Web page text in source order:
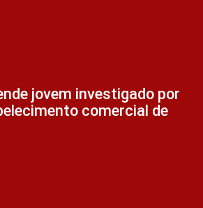
jovem investigado por
comercial de